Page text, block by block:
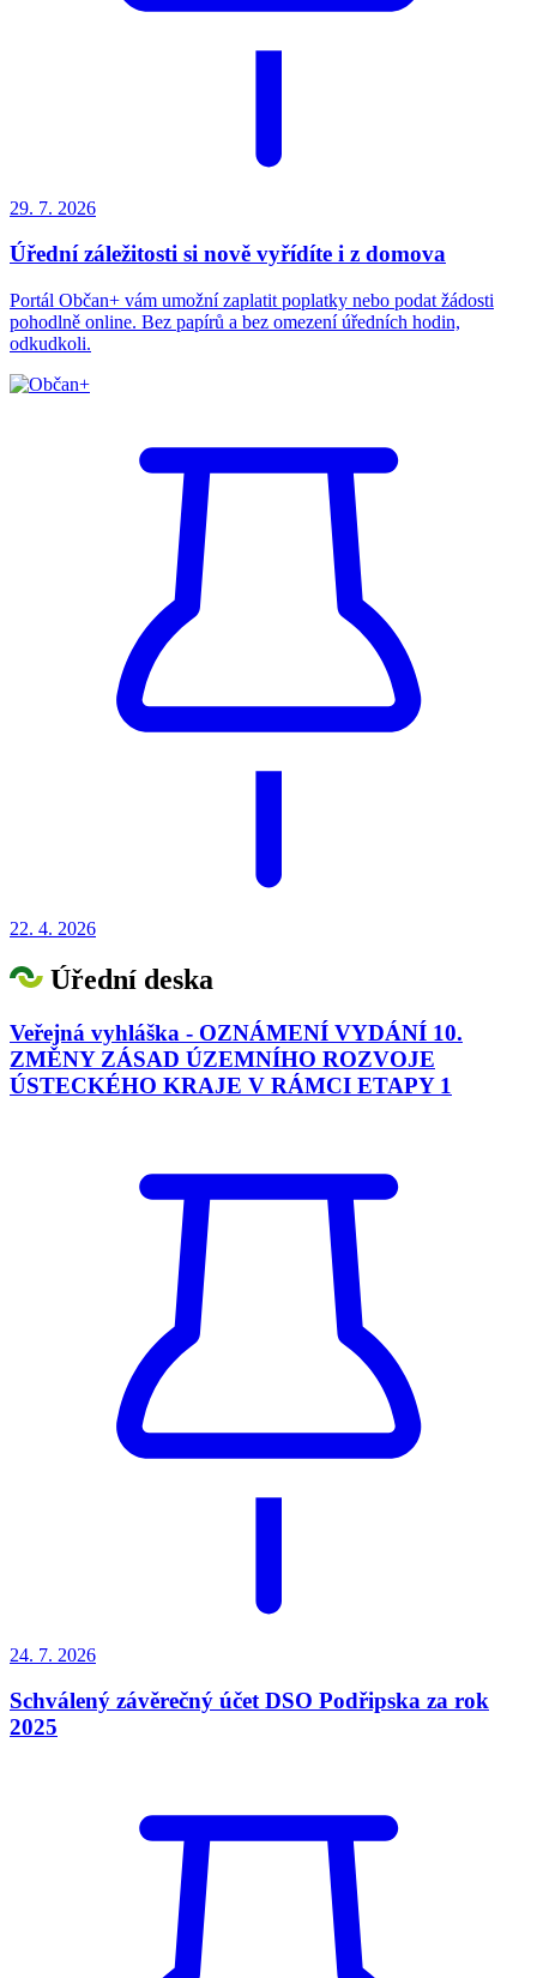
29. 7. 2026
Úřední záležitosti si nově vyřídíte i z domova
Portál Občan+ vám umožní zaplatit poplatky nebo podat žádosti
pohodlně online. Bez papírů a bez omezení úředních hodin,
odkudkoli.
22. 4. 2026
Úřední deska
Veřejná vyhláška - OZNÁMENÍ VYDÁNÍ 10.
ZMĚNY ZÁSAD ÚZEMNÍHO ROZVOJE
ÚSTECKÉHO KRAJE V RÁMCI ETAPY 1
24. 7. 2026
Schválený závěrečný účet DSO Podřipska za rok
2025